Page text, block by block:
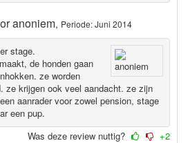
anoniem, Periode: Juni 2014
stage.
de honden gaan
ze worden
ze krijgen ook veel aandacht. ze zijn
aanrader voor zowel pension, stage
een pup.
Was deze review nuttig? +2